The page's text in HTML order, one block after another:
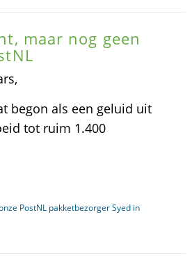
maar nog geen
begon als een geluid uit
tot ruim 1.400
PostNL pakketbezorger Syed in